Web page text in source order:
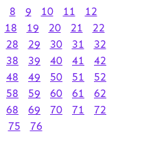
8 9 10 11
12
18 19 20 21
22
28 29 30 31
32
38 39 40 41
42
48 49 50 51
52
58 59 60 61
62
68 69 70 71
72
75 76